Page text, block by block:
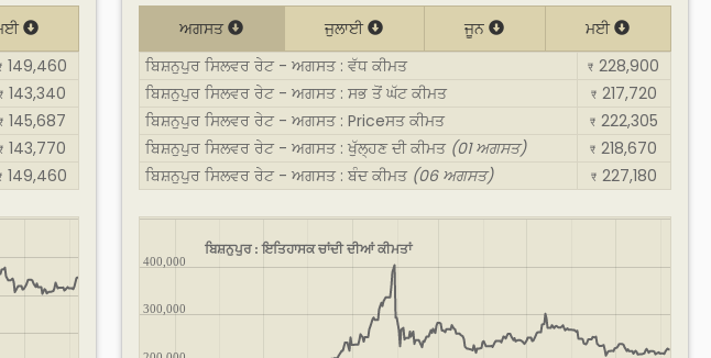
149,460
143,340
145,687
143,770
149,460
ਅਗਸਤ ਜੁਲਾਈ ਜੂਨ
ਮਈ
ਬਿਸ਼ਨੁਪੁਰ ਸਿਲਵਰ ਰੇਟ - ਅਗਸਤ : ਵੱਧ ਕੀਮਤ
₹ 228,900
ਬਿਸ਼ਨੁਪੁਰ ਸਿਲਵਰ ਰੇਟ - ਅਗਸਤ : ਸਭ ਤੋਂ ਘੱਟ ਕੀਮਤ
₹ 217,720
ਬਿਸ਼ਨੁਪੁਰ ਸਿਲਵਰ ਰੇਟ - ਅਗਸਤ : Priceਸਤ ਕੀਮਤ
₹ 222,305
ਬਿਸ਼ਨੁਪੁਰ ਸਿਲਵਰ ਰੇਟ - ਅਗਸਤ : ਖੁੱਲ੍ਹਣ ਦੀ ਕੀਮਤ (01 ਅਗਸਤ) ₹ 218,670
ਬਿਸ਼ਨੁਪੁਰ ਸਿਲਵਰ ਰੇਟ - ਅਗਸਤ : ਬੰਦ ਕੀਮਤ (06 ਅਗਸਤ) ₹ 227,180
ਬਿਸ਼ਨੁਪੁਰ : ਇਤਿਹਾਸਕ ਚਾਂਦੀ ਦੀਆਂ ਕੀਮਤਾਂ
300,000
400,000